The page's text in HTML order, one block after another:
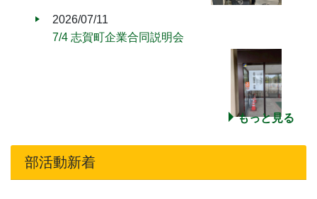
2026/07/11
7/4 志賀町企業合同説明会
もっと見る
部活動新着